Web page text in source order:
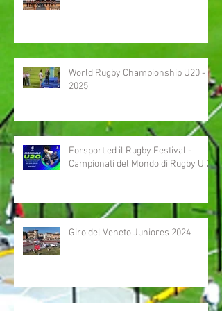
World Rugby Championship U20 -
2025
Forsport ed il Rugby Festival -
Campionati del Mondo di Rugby U.20
Giro del Veneto Juniores 2024